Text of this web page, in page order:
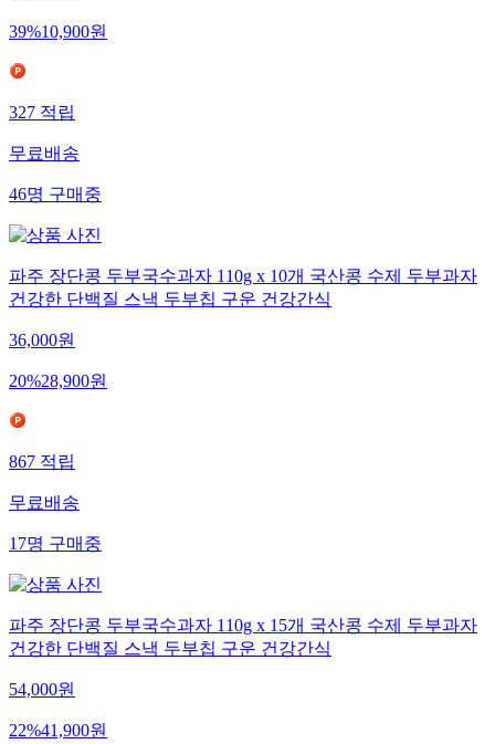
39%10,900원
327 적립
무료배송
46명 구매중
파주 장단콩 두부국수과자 110g x 10개 국산콩 수제 두부과자
건강한 단백질 스낵 두부칩 구운 건강간식
36,000원
20%28,900원
867 적립
무료배송
17명 구매중
파주 장단콩 두부국수과자 110g x 15개 국산콩 수제 두부과자
건강한 단백질 스낵 두부칩 구운 건강간식
54,000원
22%41,900원